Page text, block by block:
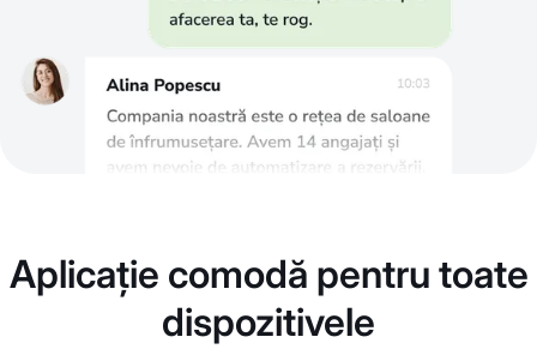
Aplicație comodă pentru toate
dispozitivele